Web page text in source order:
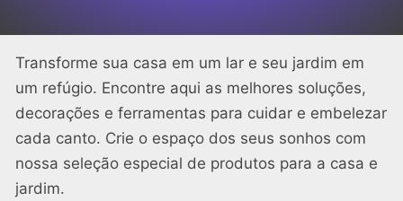
Transforme sua casa em um lar e seu jardim em
um refúgio. Encontre aqui as melhores soluções,
decorações e ferramentas para cuidar e embelezar
cada canto. Crie o espaço dos seus sonhos com
nossa seleção especial de produtos para a casa e
jardim.